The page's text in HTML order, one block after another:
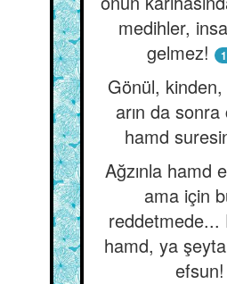
medihler,
gelmez!
Gönül,
arın da
hamd
Ağzınla hamd
ama için
reddetmede...
hamd, ya
efsun!